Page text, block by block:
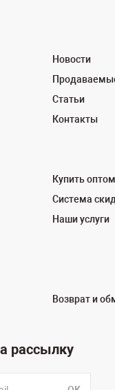
Новости
Статьи
Контакты
Купить оптом
Система
Наши услуги
Возврат и
рассылку